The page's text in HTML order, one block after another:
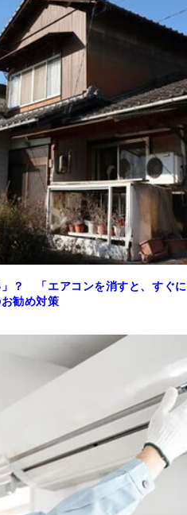
？ 「エアコンを消すと、すぐに
勧め対策